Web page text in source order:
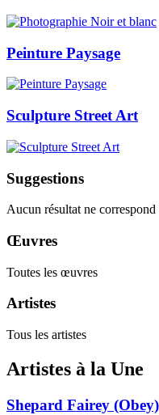
Peinture Paysage
Sculpture Street Art
Suggestions
Aucun résultat ne correspond
Œuvres
Toutes les œuvres
Artistes
Tous les artistes
Artistes à la Une
Shepard Fairey (Obey)